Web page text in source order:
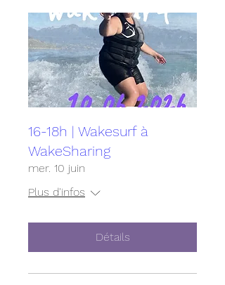
16-18h | Wakesurf à
WakeSharing
mer. 10 juin
Plus d'infos
Détails